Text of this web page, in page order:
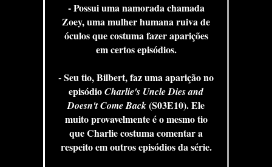
- Possui uma namorada chamada
Zoey, uma mulher humana ruiva de
óculos que costuma fazer aparições
em certos episódios.
- Seu tio, Bilbert, faz uma aparição no
episódioCharlie's Uncle Dies and
Doesn't Come Back(S03E10). Ele
muito provavelmente é o mesmo tio
que Charlie costuma comentar a
respeito em outros episódios da série.